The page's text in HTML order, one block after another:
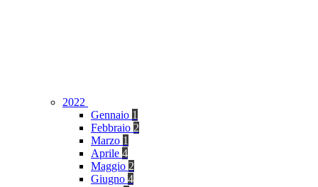
2022
Gennaio 1
Febbraio 2
Marzo 1
Aprile 4
Maggio 2
Giugno 4